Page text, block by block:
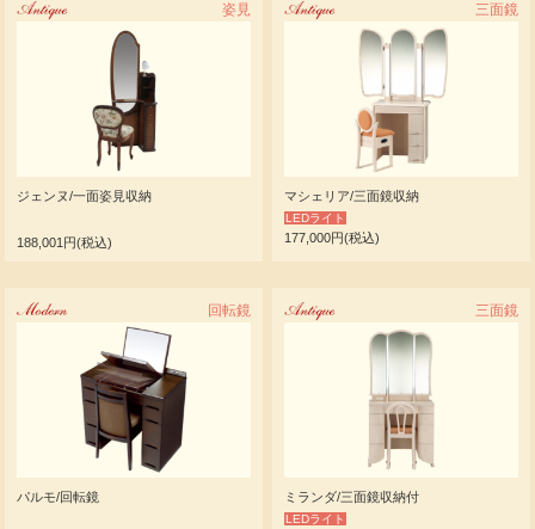
姿見
ジェンヌ/一面姿見収納
188,001円(税込)
三面鏡
マシェリア/三面鏡収納
LEDライト
177,000円(税込)
回転鏡
パルモ/回転鏡
三面鏡
ミランダ/三面鏡収納付
LEDライト